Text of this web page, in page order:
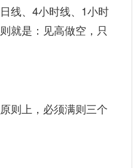
线、4小时线、1小时
就是：见高做空，只
则上，必须满则三个